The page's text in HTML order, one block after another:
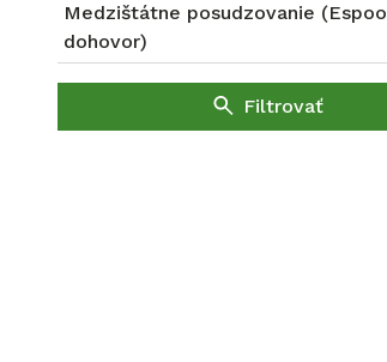
Medzištátne posudzovanie (Espoo
dohovor)
Filtrovať